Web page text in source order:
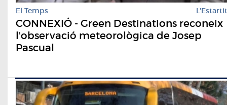
El Temps L'Estartit
CONNEXIÓ - Green Destinations reconeix
l'observació meteorològica de Josep
Pascual